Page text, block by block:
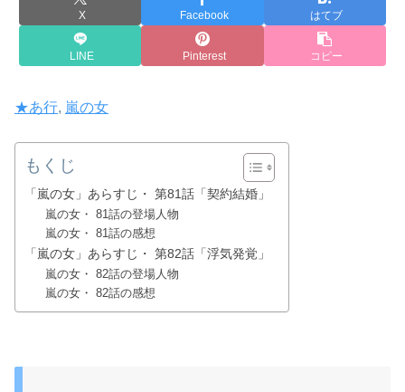
X Facebook はてブ
LINE Pinterest コピー
★あ行, 嵐の女
もくじ
「嵐の女」あらすじ・ 第81話「契約結婚」
嵐の女・ 81話の登場人物
嵐の女・ 81話の感想
「嵐の女」あらすじ・ 第82話「浮気発覚」
嵐の女・ 82話の登場人物
嵐の女・ 82話の感想